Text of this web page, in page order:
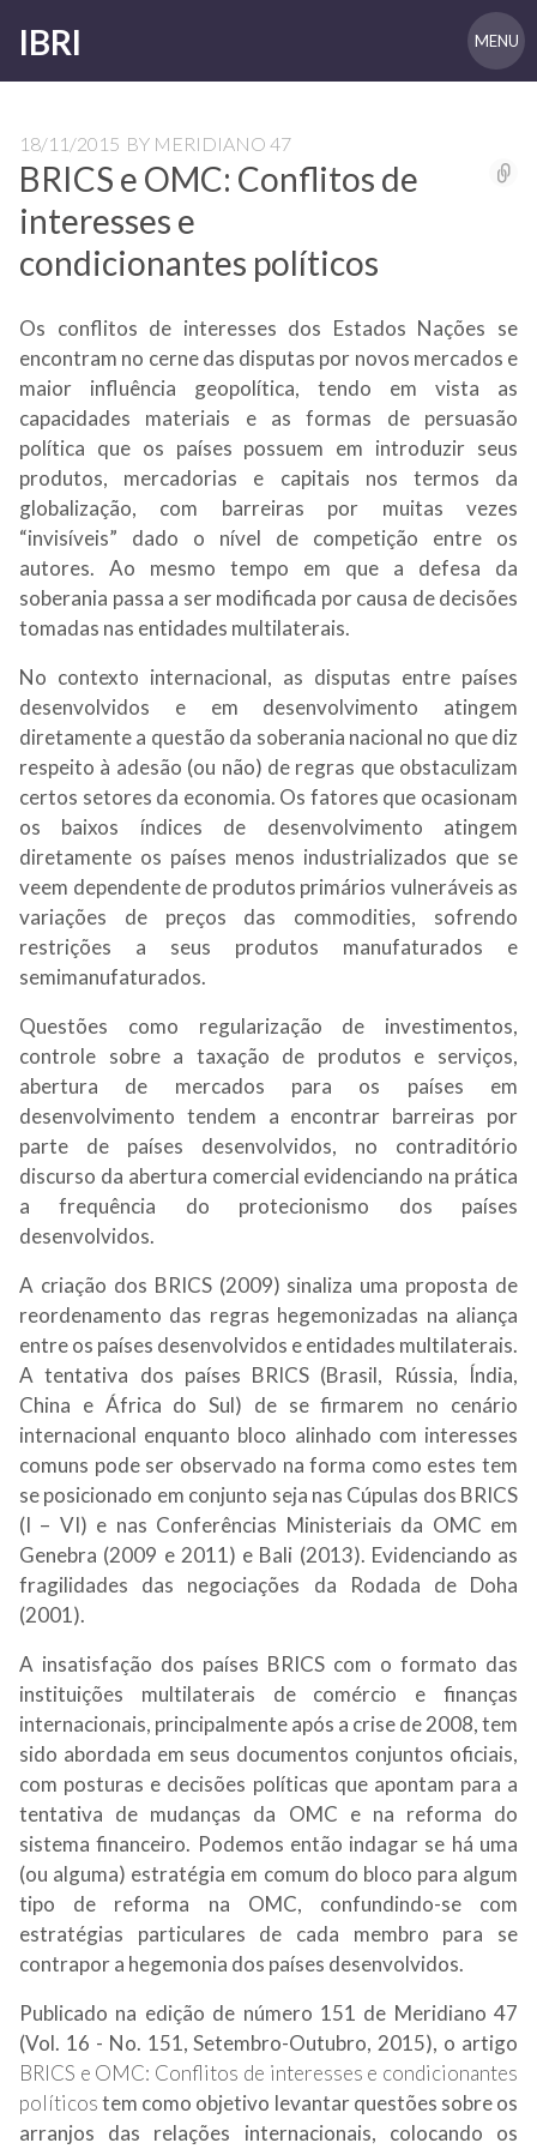
IBRI MENU
18/11/2015 BY MERIDIANO 47
BRICS e OMC: Conflitos de
interesses e
condicionantes políticos
Os conflitos de interesses dos Estados Nações se
encontram no cerne das disputas por novos mercados e
maior influência geopolítica, tendo em vista as
capacidades materiais e as formas de persuasão
política que os países possuem em introduzir seus
produtos, mercadorias e capitais nos termos da
globalização, com barreiras por muitas vezes
“invisíveis” dado o nível de competição entre os
autores. Ao mesmo tempo em que a defesa da
soberania passa a ser modificada por causa de decisões
tomadas nas entidades multilaterais.
No contexto internacional, as disputas entre países
desenvolvidos e em desenvolvimento atingem
diretamente a questão da soberania nacional no que diz
respeito à adesão (ou não) de regras que obstaculizam
certos setores da economia. Os fatores que ocasionam
os baixos índices de desenvolvimento atingem
diretamente os países menos industrializados que se
veem dependente de produtos primários vulneráveis as
variações de preços das commodities, sofrendo
restrições a seus produtos manufaturados e
semimanufaturados.
Questões como regularização de investimentos,
controle sobre a taxação de produtos e serviços,
abertura de mercados para os países em
desenvolvimento tendem a encontrar barreiras por
parte de países desenvolvidos, no contraditório
discurso da abertura comercial evidenciando na prática
a frequência do protecionismo dos países
desenvolvidos.
A criação dos BRICS (2009) sinaliza uma proposta de
reordenamento das regras hegemonizadas na aliança
entre os países desenvolvidos e entidades multilaterais.
A tentativa dos países BRICS (Brasil, Rússia, Índia,
China e África do Sul) de se firmarem no cenário
internacional enquanto bloco alinhado com interesses
comuns pode ser observado na forma como estes tem
se posicionado em conjunto seja nas Cúpulas dos BRICS
(I – VI) e nas Conferências Ministeriais da OMC em
Genebra (2009 e 2011) e Bali (2013). Evidenciando as
fragilidades das negociações da Rodada de Doha
(2001).
A insatisfação dos países BRICS com o formato das
instituições multilaterais de comércio e finanças
internacionais, principalmente após a crise de 2008, tem
sido abordada em seus documentos conjuntos oficiais,
com posturas e decisões políticas que apontam para a
tentativa de mudanças da OMC e na reforma do
sistema financeiro. Podemos então indagar se há uma
(ou alguma) estratégia em comum do bloco para algum
tipo de reforma na OMC, confundindo-se com
estratégias particulares de cada membro para se
contrapor a hegemonia dos países desenvolvidos.
Publicado na edição de número 151 de Meridiano 47
(Vol. 16 - No. 151, Setembro-Outubro, 2015), o artigo
BRICS e OMC: Conflitos de interesses e condicionantes
políticostem como objetivo levantar questões sobre os
arranjos das relações internacionais, colocando os